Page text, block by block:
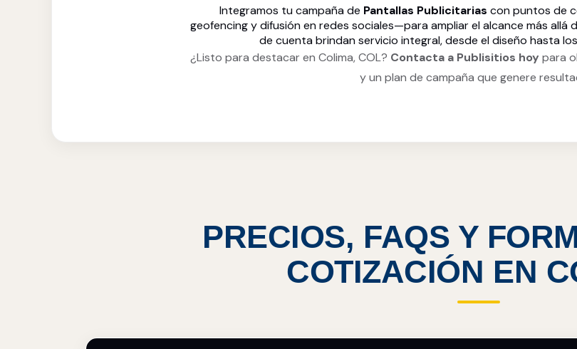
Integramos tu campaña de Pantallas Publicitarias con puntos de
geofencing y difusión en redes sociales—para ampliar el alcance más allá
de cuenta brindan servicio integral, desde el diseño hasta
¿Listo para destacar en Colima, COL? Contacta a Publisitios hoy para
y un plan de campaña que genere
PRECIOS, FAQS Y
COTIZACIÓN EN